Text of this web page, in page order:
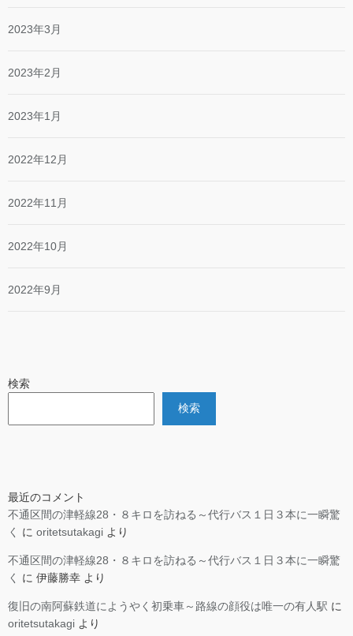
2023年3月
2023年2月
2023年1月
2022年12月
2022年11月
2022年10月
2022年9月
検索
検索
最近のコメント
不通区間の津軽線28・８キロを訪ねる～代行バス１日３本に一瞬驚
く
に oritetsutakagi より
不通区間の津軽線28・８キロを訪ねる～代行バス１日３本に一瞬驚
く
に 伊藤勝幸 より
復旧の南阿蘇鉄道にようやく初乗車～路線の顔役は唯一の有人駅 に
oritetsutakagi より